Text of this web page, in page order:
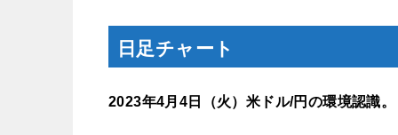
日足チャート
2023年4月4 日（火） 米ドル/円の環境認識。